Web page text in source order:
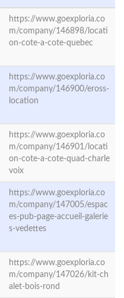
https://www.goexploria.co
m/company/146898/locati
on-cote-a-cote-quebec
https://www.goexploria.co
m/company/146900/eross-
location
https://www.goexploria.co
m/company/146901/locati
on-cote-a-cote-quad-charle
voix
https://www.goexploria.co
m/company/147005/espac
es-pub-page-accueil-galerie
s-vedettes
https://www.goexploria.co
m/company/147026/kit-ch
alet-bois-rond